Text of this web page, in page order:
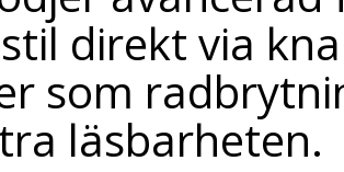
direkt via
som
läsbarheten.